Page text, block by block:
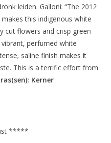
leiden. Galloni: “The 2012
this indigenous white
cut flowers and crisp green
perfumed white
saline finish makes it
This is a terrific effort from
Kerner
*****